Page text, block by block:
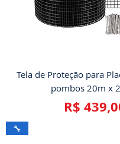
Tela de Proteção para
pombos 20m x
Preço
R$
🔧